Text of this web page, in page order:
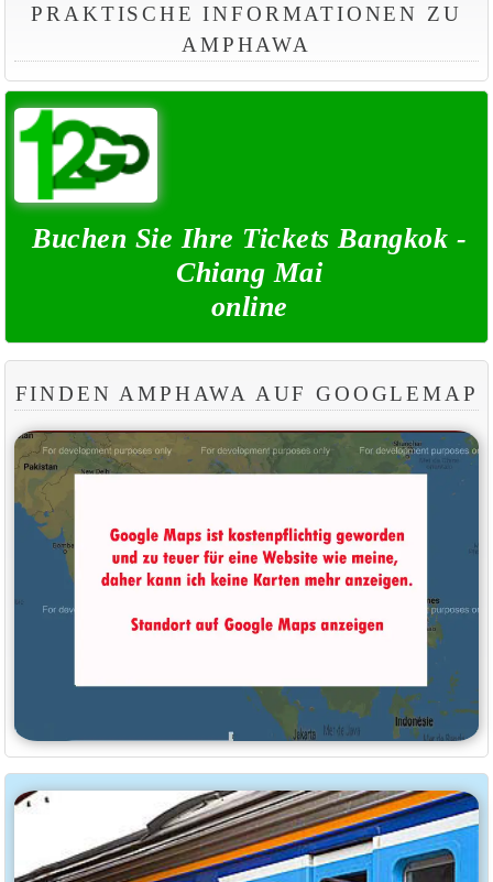
PRAKTISCHE INFORMATIONEN ZU
AMPHAWA
Buchen Sie Ihre Tickets Bangkok -
Chiang Mai
online
FINDEN AMPHAWA AUF GOOGLEMAP